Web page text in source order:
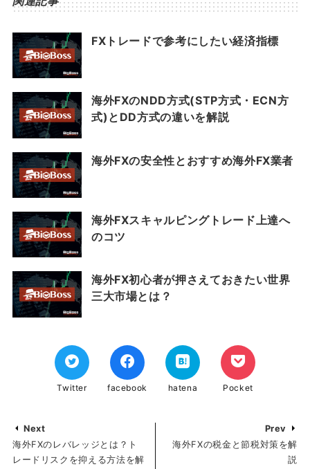
FXトレードで参考にしたい経済指標
海外FXのNDD方式(STP方式・ECN方
式)とDD方式の違いを解説
海外FXの安全性とおすすめ海外FX業者
海外FXスキャルピングトレード上達へ
のコツ
海外FX初心者が押さえておきたい世界
三大市場とは？
Twitter facebook hatena Pocket
Next
海外FXのレバレッジとは？ト
レードリスクを抑える方法を解
Prev
海外FXの税金と節税対策を解
説